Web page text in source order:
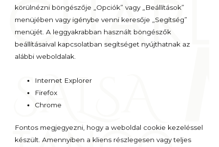
körülnézni böngészője „Opciók” vagy „Beállítások”
menüjében vagy igénybe venni keresője „Segítség”
menüjét. A leggyakrabban használt böngészők
beállításaival kapcsolatban segítséget nyújthatnak az
alábbi weboldalak.
Internet Explorer
Firefox
Chrome
Fontos megjegyezni, hogy a weboldal cookie kezeléssel
készült. Amennyiben a kliens részlegesen vagy teljes